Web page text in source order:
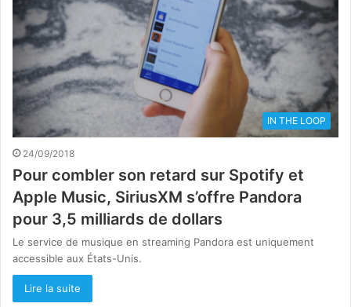
IN THE LOOP
24/09/2018
Pour combler son retard sur Spotify et
Apple Music, SiriusXM s’offre Pandora
pour 3,5 milliards de dollars
Le service de musique en streaming Pandora est uniquement
accessible aux États-Unis.
Lire la suite